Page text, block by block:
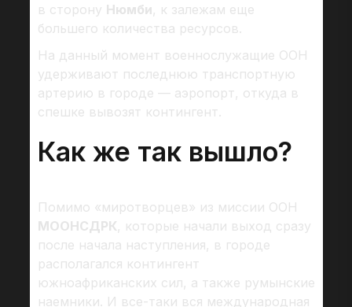
в сторону Нюмби, к залежам еще
большего количества ресурсов.
На данный момент военнослужащие ООН
удерживают последнюю транспортную
артерию в городе — аэропорт, откуда в
спешке вывозят контингент.
Как же так вышло?
Помимо «миротворцев» из миссии ООН
МООНСДРК, которые начали выход сразу
после начала наступления, в городе
располагался контингент
южноафриканских сил, а также румынские
наемники. И все-таки вся международная